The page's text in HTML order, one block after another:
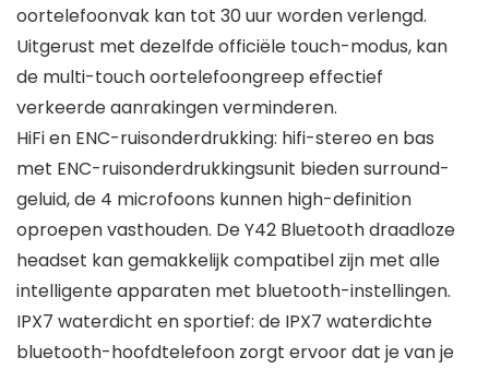
oortelefoonvak kan tot 30 uur worden verlengd.
Uitgerust met dezelfde officiële touch-modus, kan
de multi-touch oortelefoongreep effectief
verkeerde aanrakingen verminderen.
HiFi en ENC-ruisonderdrukking: hifi-stereo en bas
met ENC-ruisonderdrukkingsunit bieden surround-
geluid, de 4 microfoons kunnen high-definition
oproepen vasthouden. De Y42 Bluetooth draadloze
headset kan gemakkelijk compatibel zijn met alle
intelligente apparaten met bluetooth-instellingen.
IPX7 waterdicht en sportief: de IPX7 waterdichte
bluetooth-hoofdtelefoon zorgt ervoor dat je van je